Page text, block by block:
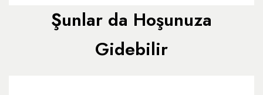
Şunlar da Hoşunuza
Gidebilir